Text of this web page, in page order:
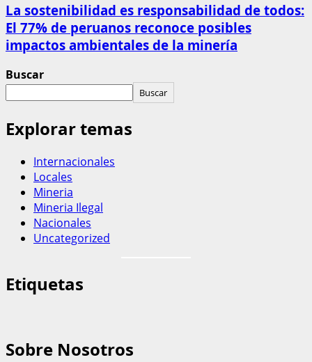
La sostenibilidad es responsabilidad de todos:
El 77% de peruanos reconoce posibles
impactos ambientales de la minería
Buscar
Buscar
Explorar temas
Internacionales
Locales
Mineria
Mineria Ilegal
Nacionales
Uncategorized
Etiquetas
Sobre Nosotros